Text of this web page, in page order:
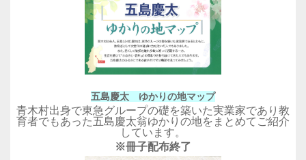
五島慶太 ゆかりの地マップ
青木村出身で東急グループの礎を築いた実業家であり教
育者でもあった五島慶太翁ゆかりの地をまとめてご紹介
しています。
※冊子配布終了